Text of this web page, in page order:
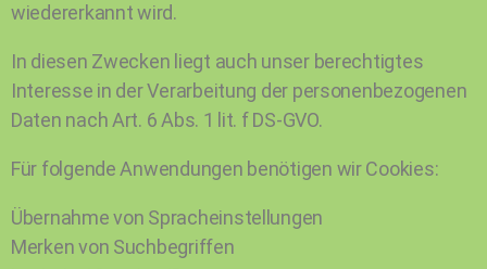
wiedererkannt wird.
In diesen Zwecken liegt auch unser berechtigtes
Interesse in der Verarbeitung der personenbezogenen
Daten nach Art. 6 Abs. 1 lit. f DS-GVO.
Für folgende Anwendungen benötigen wir Cookies:
Übernahme von Spracheinstellungen
Merken von Suchbegriffen